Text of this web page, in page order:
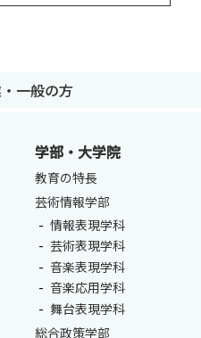
一般の方
学部・大学院
教育の特長
芸術情報学部
情報表現学科
芸術表現学科
音楽表現学科
音楽応用学科
舞台表現学科
総合政策学部